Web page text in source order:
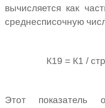
вычисляется как
среднесписочную
К19 = К1 / стр.
Этот показатель